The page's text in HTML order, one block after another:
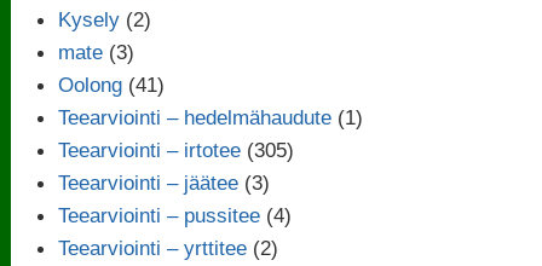
Kysely (2)
mate (3)
Oolong (41)
Teearviointi – hedelmähaudute (1)
Teearviointi – irtotee (305)
Teearviointi – jäätee (3)
Teearviointi – pussitee (4)
Teearviointi – yrttitee (2)